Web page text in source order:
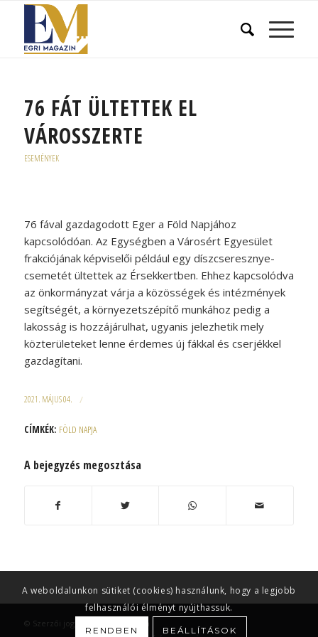
76 FÁT ÜLTETTEK EL
VÁROSSZERTE
ESEMÉNYEK
76 fával gazdagodott Eger a Föld Napjához
kapcsolódóan. Az Egységben a Városért Egyesület
frakciójának képviselői például egy díszcseresznye-
csemetét ültettek az Érsekkertben. Ehhez kapcsolódva
az önkormányzat várja a közösségek és intézmények
segítségét, a környezetszépítő munkához pedig a
lakosság is hozzájárulhat, ugyanis jelezhetik mely
közterületeket lenne érdemes új fákkal és cserjékkel
gazdagítani.
2021. MÁJUS 04. /
CÍMKÉK: FÖLD NAPJA
A bejegyzés megosztása
© Szerzői jog -
EM | Egri Magazin
A weboldalunkon sütiket (cookies) használunk, hogy a legjobb
felhasználói élményt nyújthassuk.
RENDBEN BEÁLLÍTÁSOK